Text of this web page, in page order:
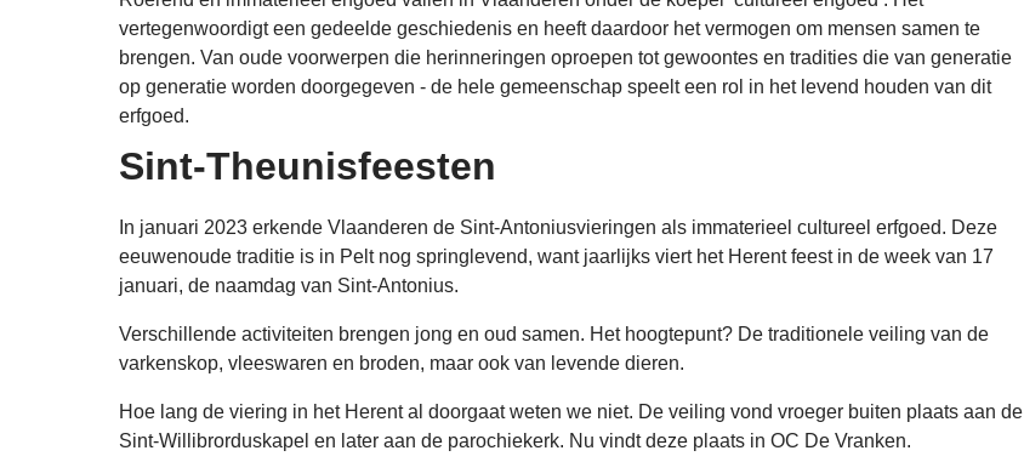
vertegenwoordigt een gedeelde geschiedenis en heeft daardoor het vermogen om mensen samen te
brengen. Van oude voorwerpen die herinneringen oproepen tot gewoontes en tradities die van generatie
op generatie worden doorgegeven - de hele gemeenschap speelt een rol in het levend houden van dit
erfgoed.
Sint-Theunisfeesten
In januari 2023 erkende Vlaanderen de Sint-Antoniusvieringen als immaterieel cultureel erfgoed. Deze
eeuwenoude traditie is in Pelt nog springlevend, want jaarlijks viert het Herent feest in de week van 17
januari, de naamdag van Sint-Antonius.
Verschillende activiteiten brengen jong en oud samen. Het hoogtepunt? De traditionele veiling van de
varkenskop, vleeswaren en broden, maar ook van levende dieren.
Hoe lang de viering in het Herent al doorgaat weten we niet. De veiling vond vroeger buiten plaats aan de
Sint-Willibrorduskapel en later aan de parochiekerk. Nu vindt deze plaats in OC De Vranken.